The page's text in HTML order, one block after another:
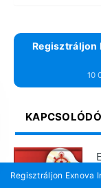
Regisztráljon
10
Regisztráljon Exnova